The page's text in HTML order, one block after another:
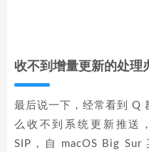
收不到增量更新的处理
最后说一下，经常看到 Q
么收不到系统更新推送
SIP，自 macOS Big Sur